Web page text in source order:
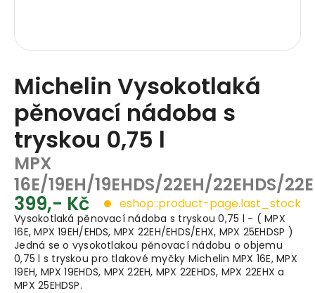
Michelin Vysokotlaká
pěnovací nádoba s
tryskou 0,75 l
MPX
16E/19EH/19EHDS/22EH/22EHDS/
399,- Kč eshop::product-page.last_stock
Vysokotlaká pěnovací nádoba s tryskou 0,75 l - ( MPX
16E, MPX 19EH/EHDS, MPX 22EH/EHDS/EHX, MPX 25EHDSP )
Jedná se o vysokotlakou pěnovací nádobu o objemu
0,75 l s tryskou pro tlakové myčky Michelin MPX 16E, MPX
19EH, MPX 19EHDS, MPX 22EH, MPX 22EHDS, MPX 22EHX a
MPX 25EHDSP.